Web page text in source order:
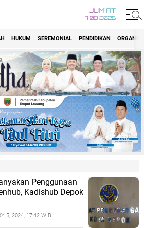
JUM'AT
7 08 2026
HUKUM SEREMONIAL PENDIDIKAN
Penggunaan
Kadishub Depok
5, 2024, 17:42 WIB